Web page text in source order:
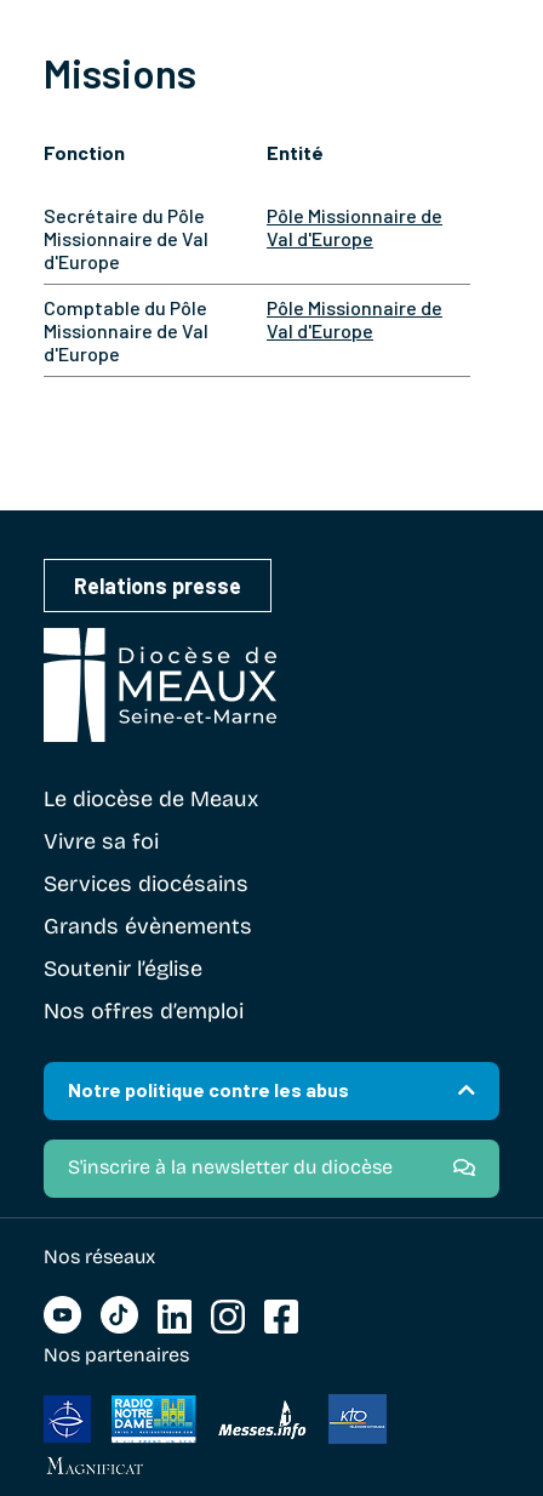
Missions
Fonction Entité
Secrétaire du Pôle
Missionnaire de Val
d'Europe
Pôle Missionnaire de
Val d'Europe
Comptable du Pôle
Missionnaire de Val
d'Europe
Pôle Missionnaire de
Val d'Europe
Relations presse
Le diocèse de Meaux
Vivre sa foi
Services diocésains
Grands évènements
Soutenir l’église
Nos offres d’emploi
Notre politique contre les abus
S'inscrire à la newsletter du diocèse
Nos réseaux
Nos partenaires